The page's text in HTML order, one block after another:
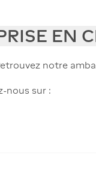
EN
Retrouvez notre
nous sur :